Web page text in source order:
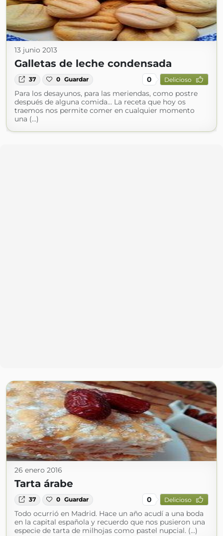
13 junio 2013
Galletas de leche condensada
37 0 Guardar 0 Delicioso
Para los desayunos, para las meriendas, como postre
después de alguna comida... La receta que hoy os
traemos nos permite comer en cualquier momento
una (...)
26 enero 2016
Tarta árabe
37 0 Guardar 0 Delicioso
Todo ocurrió en Madrid. Hace un año acudí a una boda
en la capital española y recuerdo que nos pusieron una
especie de tarta de milhojas como pastel nupcial. (...)